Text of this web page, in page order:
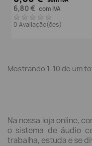
6,80 € com IVA
0 Avaliação(ões)
Mostrando 1-10 de um
Na nossa loja online,
o sistema de áudio
trabalha, estuda e se